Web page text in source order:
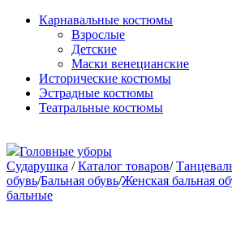
Карнавальные костюмы
Взрослые
Детские
Маски венецианские
Исторические костюмы
Эстрадные костюмы
Театральные костюмы
Головные уборы
Сударушка / Каталог товаров/
обувь/Бальная обувь/Женская бальная
бальные